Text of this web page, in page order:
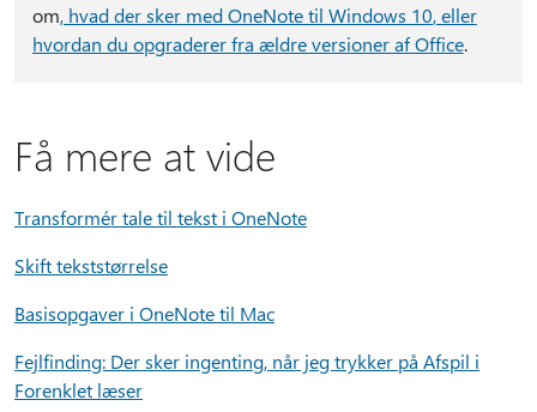
om, hvad der sker med OneNote til Windows 10, eller
hvordan du opgraderer fra ældre versioner af Office.
Få mere at vide
Transformér tale til tekst i OneNote
Skift tekststørrelse
Basisopgaver i OneNote til Mac
Fejlfinding: Der sker ingenting, når jeg trykker på Afspil i
Forenklet læser